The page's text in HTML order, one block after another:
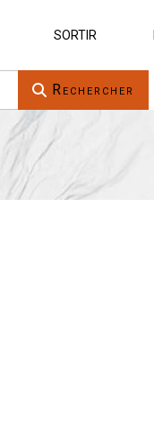
SORTIR
Rechercher